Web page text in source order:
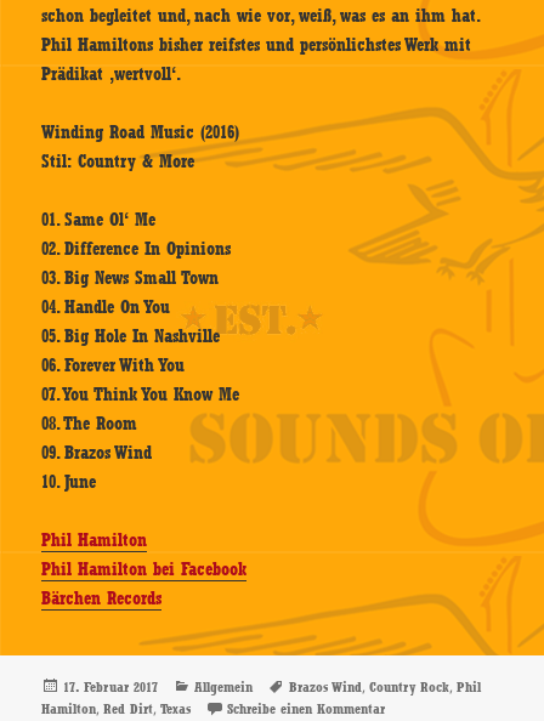
schon begleitet und, nach wie vor, weiß, was es an ihm hat.
Phil Hamiltons bisher reifstes und persönlichstes Werk mit
Prädikat ‚wertvoll‘.
Winding Road Music (2016)
Stil: Country & More
01. Same Ol‘ Me
02. Difference In Opinions
03. Big News Small Town
04. Handle On You
05. Big Hole In Nashville
06. Forever With You
07. You Think You Know Me
08. The Room
09. Brazos Wind
10. June
Phil Hamilton
Phil Hamilton bei Facebook
Bärchen Records
Veröffentlicht
am
17. Februar 2017 Kategorien
Allgemein Schlagwörter
Brazos Wind,Country Rock,Phil
Hamilton,Red Dirt,Texas Schreibe einen Kommentarzu Phil Hamilton – Brazos